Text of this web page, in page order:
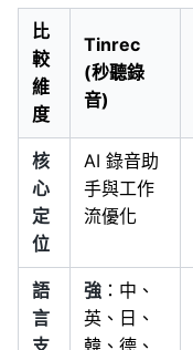
比
較
維
度
Tinrec
(秒聽錄
音)
核
心
定
位
AI 錄音助
手與工作
流優化
語
言
支
強 ：中、
英、日、
韓、德、